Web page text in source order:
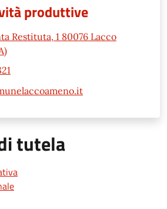
produttive
Restituta, 1 80076 Lacco
tutela